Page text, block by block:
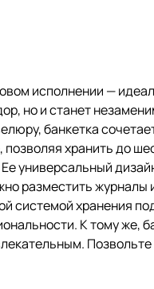
исполнении —
но и станет
банкетка
хранить до
универсальный
разместить журналы
системой хранения
К тому же,